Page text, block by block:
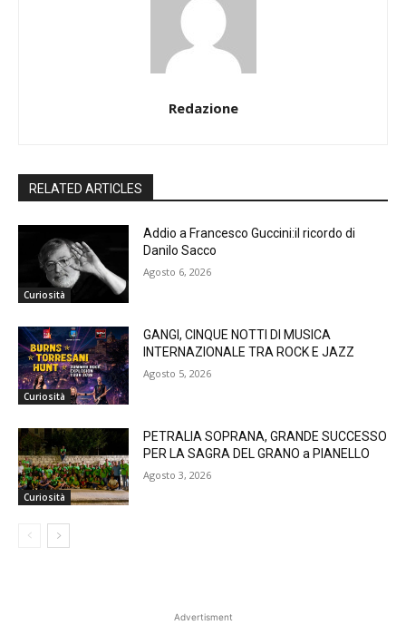
Redazione
RELATED ARTICLES
Curiosità
Addio a Francesco Guccini:il ricordo di
Danilo Sacco
Agosto 6, 2026
Curiosità
GANGI, CINQUE NOTTI DI MUSICA
INTERNAZIONALE TRA ROCK E JAZZ
Agosto 5, 2026
Curiosità
PETRALIA SOPRANA, GRANDE SUCCESSO
PER LA SAGRA DEL GRANO a PIANELLO
Agosto 3, 2026
Advertisment